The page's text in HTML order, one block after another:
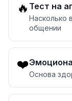
🔥 Тест на
Насколько
общении
❤️
Основа